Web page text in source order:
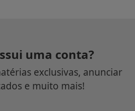
uma conta?
exclusivas, anunciar
e muito mais!